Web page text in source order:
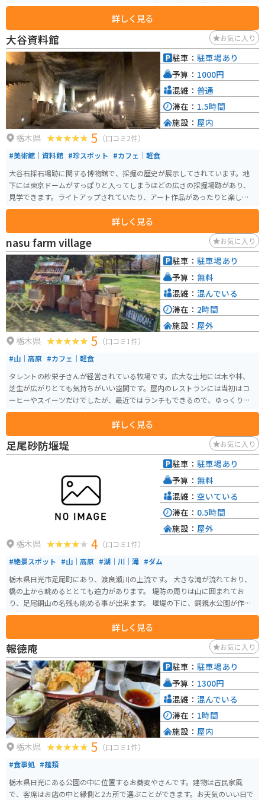
大型バスで訪れることも可能となりました。駐車場は無料で普通車約100台を
けられており、1周約30分程度で散策できます。植物は約230種が確認されて
おり、季節によりさまざまな植物が見られます。特に、初夏にニッコウキス
ゲの群生が見事で、7月上旬から中旬にかけては湿原一面に咲き誇る様子が見
頃となります。 設備としては、駐車場北側に公衆トイレがありますが、冬季
期間（11月上旬から翌年4月下旬）は凍結防止のため閉鎖されます。また、湿
原内にトイレは設けられていません。 この湿原は昭和天皇のお気に入りとさ
れ、何度も訪れたところとして知られ、最近では皇太子殿下ご夫妻も訪れて
います。四季を通じて新鮮な空気と美しい亜高山植物を楽しむことができま
す。 都内からバイクで約3時間程度の場所にありツーリングの距離としては最
適です。那須観光終わりに自然を満喫するには沼ッ原湿原は行きやすい場所
詳しく見る
大谷資料館 お気に入り
栃木県 5 （口コミ2件）
#美術館｜資料館 #珍スポット #カフェ｜軽食
大谷石採石場跡に関する博物館で、採掘の歴史が展示してされています。地
下には東京ドームがすっぽりと入ってしまうほどの広さの採掘場跡があり、
見学できます。ライトアップされていたり、アート作品があったりと楽しめ
る空間で、若い世代を中心に人気のスポットになっています。
詳しく見る
駐車： 駐車場あり
予算： 1000円
混雑： 普通
滞在： 1.5時間
施設： 屋内
nasu farm village お気に入り
栃木県 5 （口コミ1件）
#山｜高原 #カフェ｜軽食
タレントの紗栄子さんが経営されている牧場です。広大な土地には木や林、
芝生が広がりとても気持ちがいい空間です。屋内のレストランには当初はコ
ーヒーやスイーツだけでしたが、最近ではランチもできるので、ゆっくり楽
しむことができます。グッズもいろいろあり、お買物も楽しめます。週末には
外でカフェが開かれ、お天気のいい日には澄んだ空気と綺麗な自然の緑を見
ながらのコーヒータイムは癒されます。
詳しく見る
駐車： 駐車場あり
予算： 無料
混雑： 混んでいる
滞在： 2時間
施設： 屋外
足尾砂防堰堤 お気に入り
栃木県 4 （口コミ1件）
#絶景スポット #山｜高原 #湖｜川｜滝 #ダム
栃木県日光市足尾町にあり、渡良瀬川の上流です。 大きな滝が流れており、
橋の上から眺めるととても迫力があります。 堤防の周りは山に囲まれてお
り、足尾銅山の名残も眺める事が出来ます。 堰堤の下に、銅親水公園が作ら
れ観光スポットとなっています。 道中、運が良ければニホンカモシカに遭遇
詳しく見る
駐車： 駐車場あり
予算： 無料
混雑： 空いている
滞在： 0.5時間
施設： 屋外
報徳庵 お気に入り
栃木県 5 （口コミ1件）
#食事処 #麺類
栃木県日光にある公園の中に位置するお蕎麦やさんです。建物は古民家風
で、客席はお店の中と縁側と2カ所で選ぶことができます。お天気のいい日で
駐車： 駐車場あり
予算： 1300円
混雑： 混んでいる
滞在： 1時間
施設： 屋内